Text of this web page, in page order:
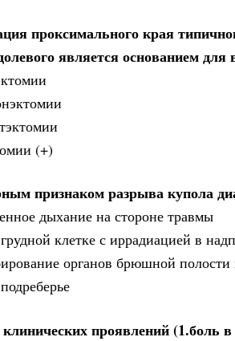
проксимального края
является основанием
(+)
признаком разрыва купола
дыхание на стороне травмы
клетке с иррадиацией в
органов брюшной
проявлений (1.боль